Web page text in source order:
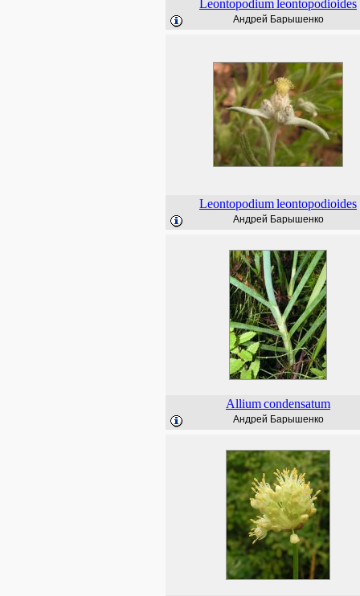
Leontopodium leontopodioides
Андрей Барышенко
Leontopodiumleontopodioides
Андрей Барышенко
Alliumcondensatum
Андрей Барышенко